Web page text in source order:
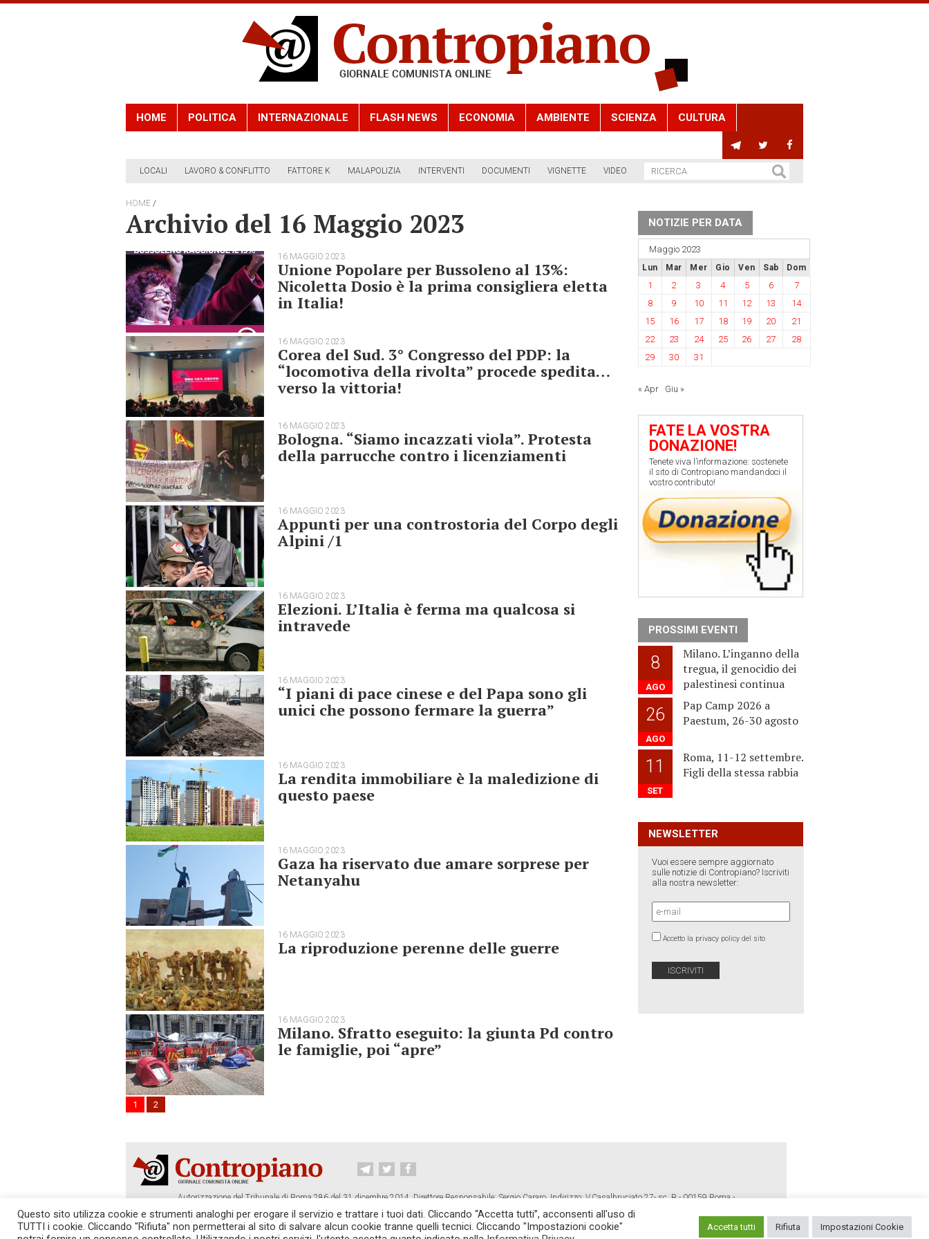
HOME POLITICA INTERNAZIONALE FLASH NEWS ECONOMIA AMBIENTE SCIENZA CULTURA
LOCALI LAVORO & CONFLITTO FATTORE K MALAPOLIZIA INTERVENTI DOCUMENTI VIGNETTE VIDEO
HOME /
Archivio del 16 Maggio 2023
16 MAGGIO 2023
Unione Popolare per Bussoleno al 13%:
Nicoletta Dosio è la prima consigliera eletta
in Italia!
16 MAGGIO 2023
Corea del Sud. 3° Congresso del PDP: la
“locomotiva della rivolta” procede spedita…
verso la vittoria!
16 MAGGIO 2023
Bologna. “Siamo incazzati viola”. Protesta
della parrucche contro i licenziamenti
16 MAGGIO 2023
Appunti per una controstoria del Corpo degli
Alpini /1
16 MAGGIO 2023
Elezioni. L’Italia è ferma ma qualcosa si
intravede
16 MAGGIO 2023
“I piani di pace cinese e del Papa sono gli
unici che possono fermare la guerra”
16 MAGGIO 2023
La rendita immobiliare è la maledizione di
questo paese
16 MAGGIO 2023
Gaza ha riservato due amare sorprese per
Netanyahu
16 MAGGIO 2023
La riproduzione perenne delle guerre
16 MAGGIO 2023
Milano. Sfratto eseguito: la giunta Pd contro
le famiglie, poi “apre”
1 2
NOTIZIE PER DATA
Maggio 2023
Lun Mar Mer Gio Ven Sab Dom
1 2 3 4 5 6
7
8
9 10 11 12 13
14
15
16 17 18 19 20
21
22
23 24 25 26 27
28
29
30 31
« Apr Giu »
FATE LA VOSTRA
DONAZIONE!
Tenete viva l’informazione: sostenete
il sito di Contropiano mandandoci il
vostro contributo!
PROSSIMI EVENTI
8
AGO
Milano. L’inganno della
tregua, il genocidio dei
palestinesi continua
26
AGO
Pap Camp 2026 a
Paestum, 26-30 agosto
11
SET
Roma, 11-12 settembre.
Figli della stessa rabbia
NEWSLETTER
Vuoi essere sempre aggiornato
sulle notizie di Contropiano? Iscriviti
alla nostra newsletter:
Accetto la privacy policy del sito
Autorizzazione del Tribunale di Roma 286 del 31 dicembre 2014. Direttore Responsabile: Sergio Cararo. Indirizzo: V.Casalbruciato 27- sc. B - 00159 Roma -
Tel. 06.640.122.19 -
redazione@contropiano.org
SOSTIENICI! REDAZIONE CONTATTI TG CONTROPIANO LINK CONSIGLIATI PRIVACY COOKIE POLICY
Questo sito utilizza cookie e strumenti analoghi per erogare il servizio e trattare i tuoi dati. Cliccando “Accetta tutti”, acconsenti all'uso di
TUTTI i cookie. Cliccando "Rifiuta" non permetterai al sito di salvare alcun cookie tranne quelli tecnici. Cliccando "Impostazioni cookie"
Accetta tutti Rifiuta Impostazioni Cookie